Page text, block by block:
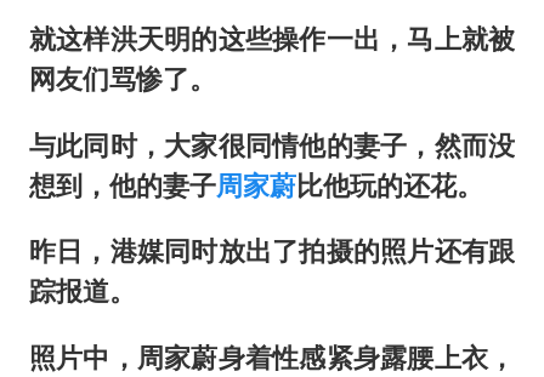
就这样洪天明的这些操作一出，马上就被
网友们骂惨了。
与此同时，大家很同情他的妻子，然而没
想到，他的妻子周家蔚比他玩的还花。
昨日，港媒同时放出了拍摄的照片还有跟
踪报道。
照片中，周家蔚身着性感紧身露腰上衣，